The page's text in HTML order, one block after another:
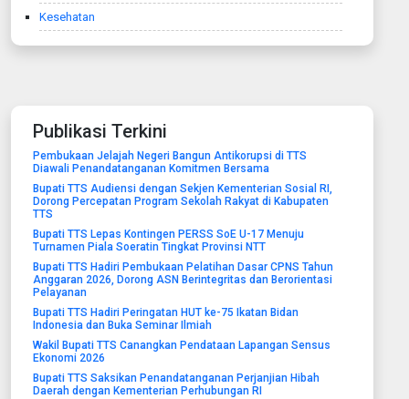
Kesehatan
Publikasi Terkini
Pembukaan Jelajah Negeri Bangun Antikorupsi di TTS
Diawali Penandatanganan Komitmen Bersama
Bupati TTS Audiensi dengan Sekjen Kementerian Sosial RI,
Dorong Percepatan Program Sekolah Rakyat di Kabupaten
TTS
Bupati TTS Lepas Kontingen PERSS SoE U-17 Menuju
Turnamen Piala Soeratin Tingkat Provinsi NTT
Bupati TTS Hadiri Pembukaan Pelatihan Dasar CPNS Tahun
Anggaran 2026, Dorong ASN Berintegritas dan Berorientasi
Pelayanan
Bupati TTS Hadiri Peringatan HUT ke-75 Ikatan Bidan
Indonesia dan Buka Seminar Ilmiah
Wakil Bupati TTS Canangkan Pendataan Lapangan Sensus
Ekonomi 2026
Bupati TTS Saksikan Penandatanganan Perjanjian Hibah
Daerah dengan Kementerian Perhubungan RI